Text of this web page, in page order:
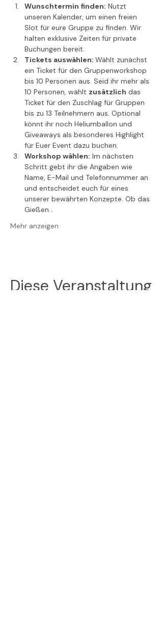
Wunschtermin finden: Nutzt
unseren Kalender, um einen freien
Slot für eure Gruppe zu finden. Wir
halten exklusive Zeiten für private
Buchungen bereit.
Tickets auswählen: Wählt zunächst
ein Ticket für den Gruppenworkshop
bis 10 Personen aus. Seid ihr mehr als
10 Personen, wählt zusätzlich das
Ticket für den Zuschlag für Gruppen
bis zu 13 Teilnehmern aus. Optional
könnt ihr noch Heliumballon und
Giveaways als besonderes Highlight
für Euer Event dazu buchen.
Workshop wählen: Im nächsten
Schritt gebt ihr die Angaben wie
Name, E-Mail und Telefonnummer an
und entscheidet euch für eines
unserer bewährten Konzepte. Ob das
Gießen…
Mehr anzeigen
Diese Veranstaltung